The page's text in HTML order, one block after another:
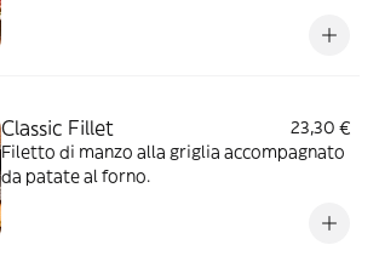
accompagnato con patate al forno, tagli di
Classic Fillet
23,30 €
Filetto di manzo alla griglia accompagnato
da patate al forno.